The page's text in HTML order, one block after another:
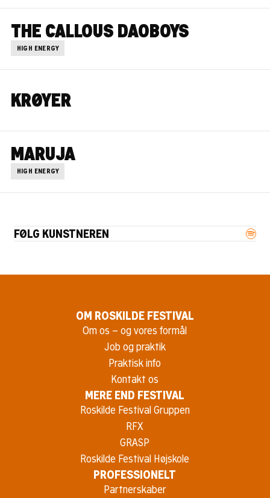
THE CALLOUS DAOBOYS
HIGH ENERGY
KRØYER
MARUJA
HIGH ENERGY
FØLG KUNSTNEREN
OM ROSKILDE FESTIVAL
Om os – og vores formål
Job og praktik
Praktisk info
Kontakt os
MERE END FESTIVAL
Roskilde Festival Gruppen
RFX
GRASP
Roskilde Festival Højskole
PROFESSIONELT
Partnerskaber